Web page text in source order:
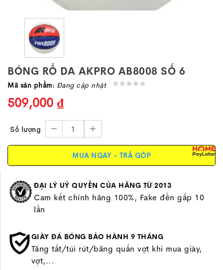
BÓNG RỔ DA AKPRO AB8008 SỐ 6
Mã sản phẩm: Đang cập nhật
509,000 ₫
Số lượng 1
MUA NGAY - TRẢ GÓP
ĐẠI LÝ UỶ QUYỀN CỦA HÃNG TỪ 2013
Cam kết chính hãng 100%, Fake đền gấp 10
lần
GIÀY ĐÁ BÓNG BẢO HÀNH 9 THÁNG
Tăng tất/túi rút/băng quấn vợt khi mua giày,
vợt,...